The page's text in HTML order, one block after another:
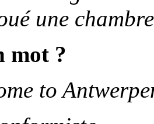
une
mot ?
to